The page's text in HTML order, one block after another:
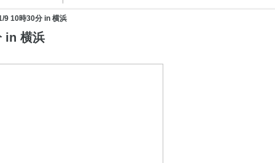
9 10時30分 in 横浜
in 横浜